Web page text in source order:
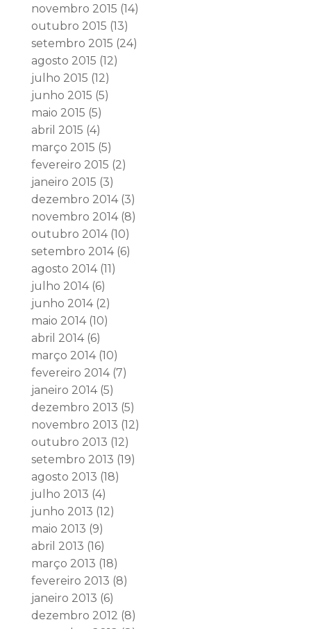
novembro 2015 (14)
outubro 2015 (13)
setembro 2015 (24)
agosto 2015 (12)
julho 2015 (12)
junho 2015 (5)
maio 2015 (5)
abril 2015 (4)
março 2015 (5)
fevereiro 2015 (2)
janeiro 2015 (3)
dezembro 2014(3)
novembro 2014(8)
outubro 2014(10)
setembro 2014(6)
agosto 2014(11)
julho 2014(6)
junho 2014(2)
maio 2014(10)
abril 2014(6)
março 2014(10)
fevereiro 2014(7)
janeiro 2014(5)
dezembro 2013 (5)
novembro 2013 (12)
outubro 2013 (12)
setembro 2013 (19)
agosto 2013 (18)
julho 2013 (4)
junho 2013 (12)
maio 2013 (9)
abril 2013 (16)
março 2013 (18)
fevereiro 2013 (8)
janeiro 2013 (6)
dezembro 2012 (8)